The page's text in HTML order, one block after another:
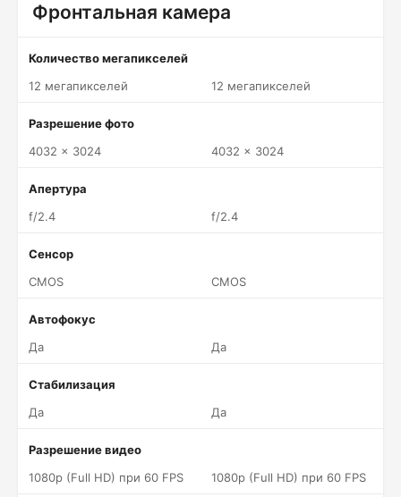
Фронтальная камера
Количество мегапикселей
12 мегапикселей
12 мегапикселей
Разрешение фото
4032 x 3024
4032 x 3024
Апертура
f/2.4
f/2.4
Сенсор
CMOS
CMOS
Автофокус
Да
Да
Стабилизация
Да
Да
Разрешение видео
1080p (Full HD) при 60 FPS
1080p (Full HD) при 60 FPS